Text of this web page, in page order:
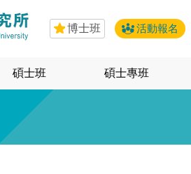
博士班 活動報名
碩士班 碩士專班